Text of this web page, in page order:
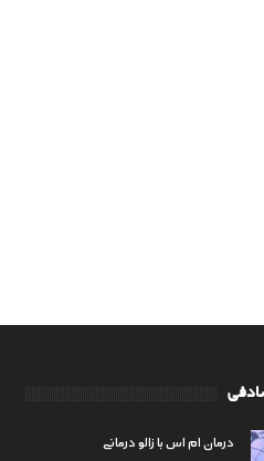
درمان ام اس با زالو درمانی